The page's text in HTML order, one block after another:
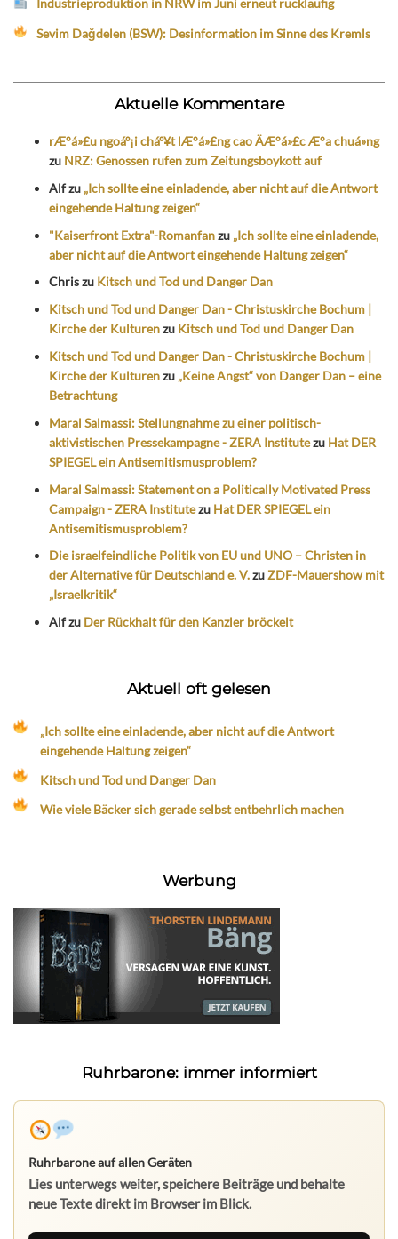
Industrieproduktion in NRW im Juni erneut rückläufig
Sevim Dağdelen (BSW): Desinformation im Sinne des Kremls
Aktuelle Kommentare
rÆ°á»£u ngoáº¡i cháº¥t lÆ°á»£ng cao ÄÆ°á»£c Æ°a chuá»ng
zu NRZ: Genossen rufen zum Zeitungsboykott auf
Alfzu „Ich sollte eine einladende, aber nicht auf die Antwort
eingehende Haltung zeigen“
"Kaiserfront Extra"-Romanfanzu „Ich sollte eine einladende,
aber nicht auf die Antwort eingehende Haltung zeigen“
Chriszu Kitsch und Tod und Danger Dan
Kitsch und Tod und Danger Dan - Christuskirche Bochum |
Kirche der Kulturenzu Kitsch und Tod und Danger Dan
Kitsch und Tod und Danger Dan - Christuskirche Bochum |
Kirche der Kulturenzu „Keine Angst“ von Danger Dan – eine
Betrachtung
Maral Salmassi: Stellungnahme zu einer politisch-
aktivistischen Pressekampagne - ZERA Institutezu Hat DER
SPIEGEL ein Antisemitismusproblem?
Maral Salmassi: Statement on a Politically Motivated Press
Campaign - ZERA Institutezu Hat DER SPIEGEL ein
Antisemitismusproblem?
Die israelfeindliche Politik von EU und UNO – Christen in
der Alternative für Deutschland e. V.zuZDF-Mauershow mit
„Israelkritik“
Alfzu Der Rückhalt für den Kanzler bröckelt
Aktuell oft gelesen
„Ich sollte eine einladende, aber nicht auf die Antwort
eingehende Haltung zeigen“
Kitsch und Tod und Danger Dan
Wie viele Bäcker sich gerade selbst entbehrlich machen
Werbung
Ruhrbarone: immer informiert
Ruhrbarone auf allen Geräten
Lies unterwegs weiter, speichere Beiträge und behalte
neue Texte direkt im Browser im Blick.